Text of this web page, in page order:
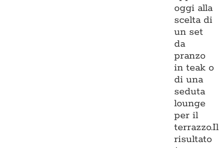
oggi alla
scelta di
un set
da
pranzo
in teak o
di una
seduta
lounge
per il
terrazzo.Il
risultato